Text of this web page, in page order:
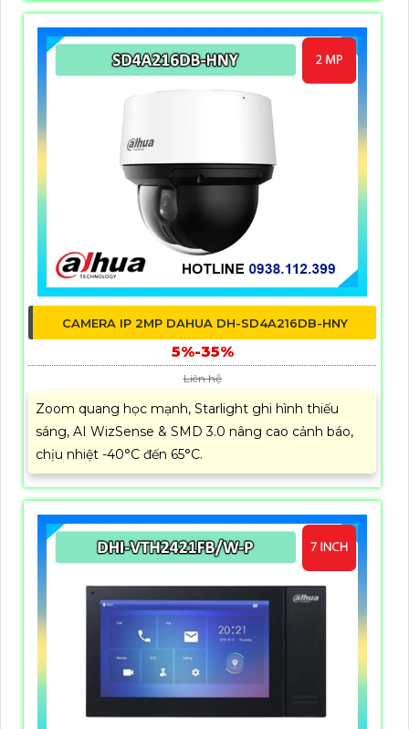
CAMERA IP 2MP DAHUA DH-SD4A216DB-HNY
5%-35%
Liên hệ
Zoom quang học mạnh, Starlight ghi hình thiếu
sáng, AI WizSense & SMD 3.0 nâng cao cảnh báo,
chịu nhiệt -40°C đến 65°C.